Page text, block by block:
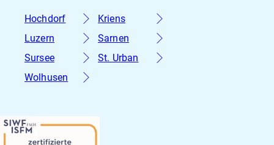
Hochdorf
Kriens
Luzern
Sarnen
Sursee
St. Urban
Wolhusen